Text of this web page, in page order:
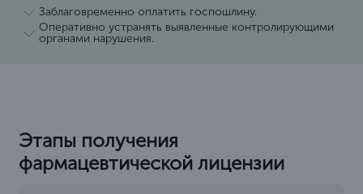
Заблаговременно оплатить госпошлину.
Оперативно устранять выявленные контролирующими
органами нарушения.
Этапы получения
фармацевтической лицензии